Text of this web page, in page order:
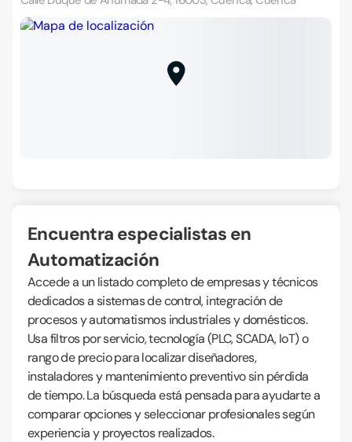
Encuentra especialistas en
Automatización
Accede a un listado completo de empresas y técnicos
dedicados a sistemas de control, integración de
procesos y automatismos industriales y domésticos.
Usa filtros por servicio, tecnología (PLC, SCADA, IoT) o
rango de precio para localizar diseñadores,
instaladores y mantenimiento preventivo sin pérdida
de tiempo. La búsqueda está pensada para ayudarte a
comparar opciones y seleccionar profesionales según
experiencia y proyectos realizados.